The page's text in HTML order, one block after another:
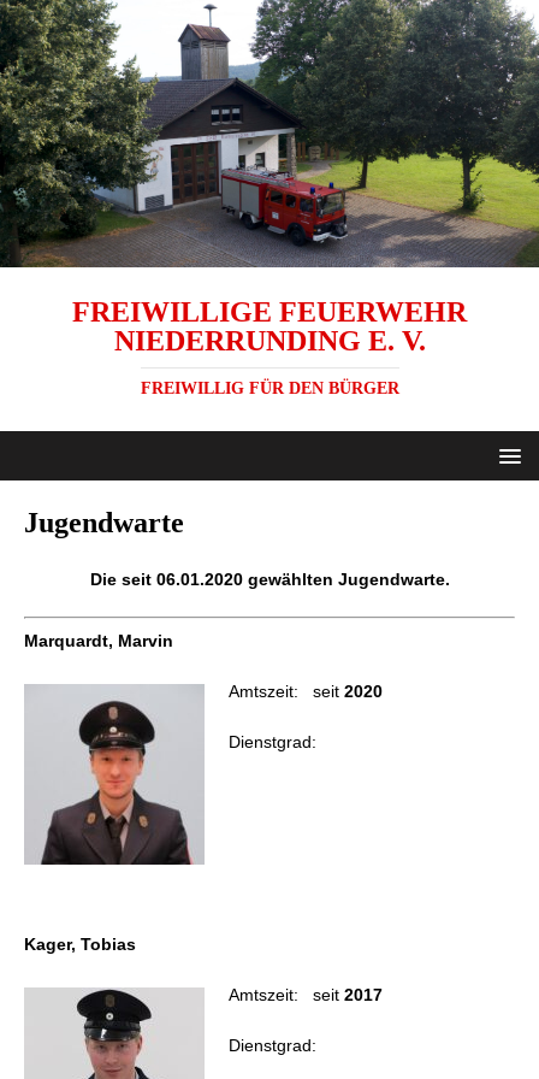
FREIWILLIGE FEUERWEHR
NIEDERRUNDING E. V.
FREIWILLIG FÜR DEN BÜRGER
Jugendwarte
Die seit 06.01.2020 gewählten Jugendwarte.
Marquardt, Marvin
Amtszeit: seit 2020
Dienstgrad:
Kager, Tobias
Amtszeit: seit 2017
Dienstgrad: